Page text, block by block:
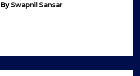
BySwapnil Sansar